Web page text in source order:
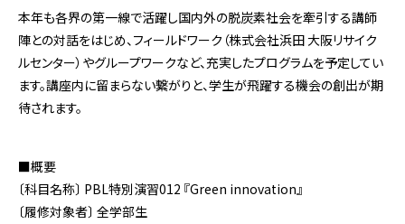
本年も各界の第一線で活躍し国内外の脱炭素社会を牽引する講師
陣との対話をはじめ、フィールドワーク（株式会社浜田 大阪リサイク
ルセンター）やグループワークなど、充実したプログラムを予定してい
ます。講座内に留まらない繋がりと、学生が飛躍する機会の創出が期
待されます。
■概要
〔科目名称〕 PBL特別演習012 『Green innovation』
〔履修対象者〕 全学部生